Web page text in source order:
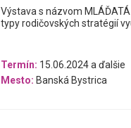
Výstava s názvom
typy rodičovských stratégií
Termín: 15.06.2024 a ďalšie
Mesto: Banská Bystrica